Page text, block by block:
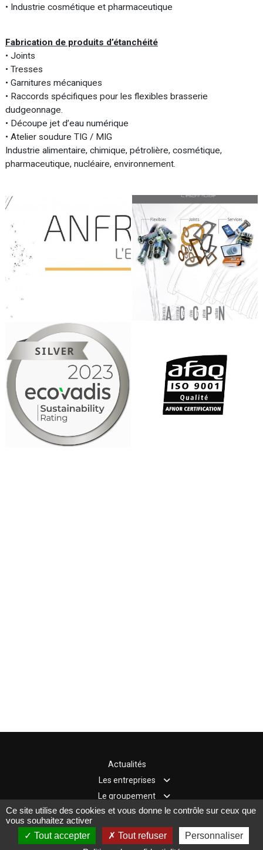
• Industrie cosmétique et pharmaceutique
Fabrication de produits d’étanchéité
• Joints
• Tresses
• Garnitures mécaniques
• Raccords spécifiques pour les flexibles brasserie
dudgeonnage.
• Découpe jet d’eau numérique
• Atelier soudure TIG / MIG
Industrie alimentaire, chimique, pétrolière, cosmétique,
pharmaceutique, nucléaire, environnement.
Actualités
Les entreprises
Rechercher
Pôle mécanique,
électronique
Le groupement
Edito
Nos partenaires
Les actions
Les évènements
Contact
Ce site utilise des cookies et vous donne le contrôle sur ceux que
vous souhaitez activer
Tout accepter
Tout refuser
Personnaliser